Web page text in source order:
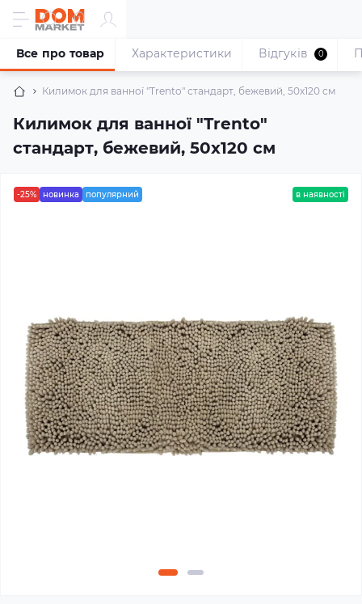
Килимок для ванної "Trento" стандарт, бежевий, 50х120 см
Килимок для ванної "Trento"
стандарт, бежевий, 50х120 см
Все про товар Характеристики Відгуків 0
-25% новинка популярний в наявності